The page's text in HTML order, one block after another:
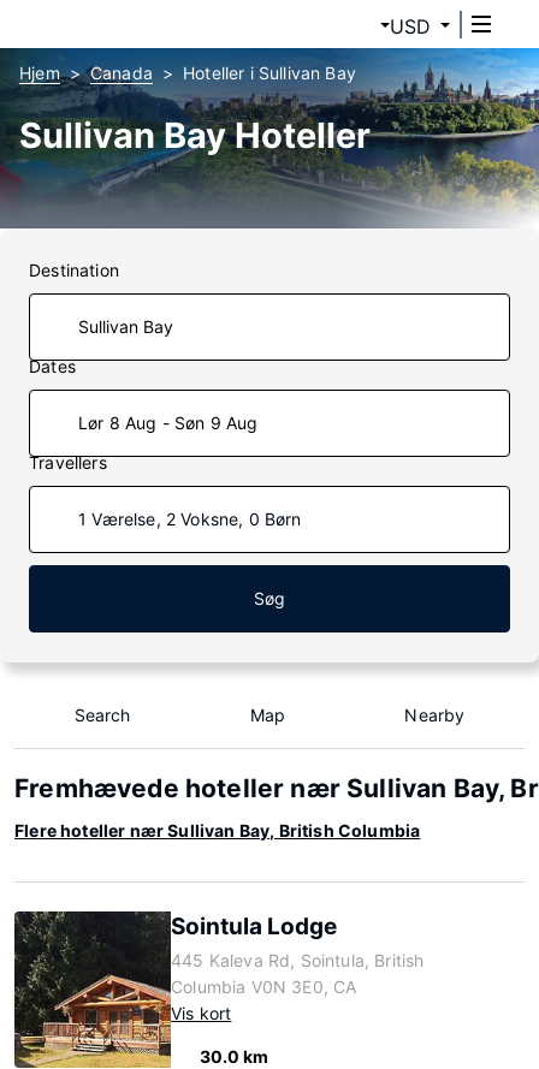
USD
Hjem Canada Hoteller i Sullivan Bay
Sullivan Bay Hoteller
Destination
Dates
Lør 8 Aug - Søn 9 Aug
Travellers
1 Værelse, 2 Voksne, 0 Børn
Søg
Search Map Nearby
Fremhævede hoteller nær Sullivan Bay,
Flere hoteller nær Sullivan Bay, British Columbia
Sointula Lodge
445 Kaleva Rd, Sointula, British
Columbia V0N 3E0, CA
Vis kort
30.0 km